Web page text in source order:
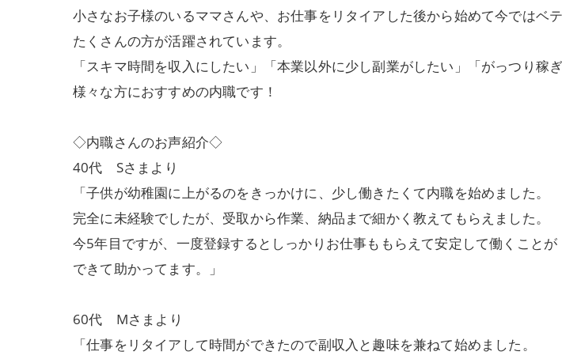
小さなお子様のいるママさんや、お仕事をリタイアした後から始めて今ではベ
たくさんの方が活躍されています。
「スキマ時間を収入にしたい」「本業以外に少し副業がしたい」「がっつり稼
様々な方におすすめの内職です！
◇内職さんのお声紹介◇
40代 Sさまより
「子供が幼稚園に上がるのをきっかけに、少し働きたくて内職を始めました。
完全に未経験でしたが、受取から作業、納品まで細かく教えてもらえました。
今5年目ですが、一度登録するとしっかりお仕事ももらえて安定して働くことが
できて助かってます。」
60代 Mさまより
「仕事をリタイアして時間ができたので副収入と趣味を兼ねて始めました。